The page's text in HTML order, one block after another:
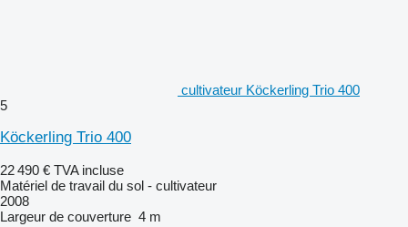
cultivateur Köckerling Trio 400
5
Köckerling Trio 400
22 490 € TVA incluse
Matériel de travail du sol - cultivateur
2008
Largeur de couverture 4 m